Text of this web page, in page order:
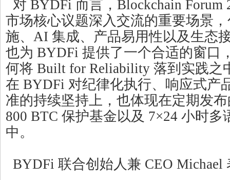
对 BYDFi 而言，Blockchain Forum
市场核心议题深入交流的重要场景
施、AI 集成、产品易用性以及生态
也为 BYDFi 提供了一个合适的窗口
何将 Built for Reliability 落到实践之
在 BYDFi 对纪律化执行、响应式产
准的持续坚持上，也体现在定期发
800 BTC 保护基金以及 7×24 小时多
中。
BYDFi 联合创始人兼 CEO Michael